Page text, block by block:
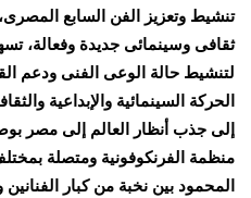
تنشيط وتعزيز الفن السابع
ثقافى وسينمائى جديدة وفعالة،
لتنشيط حالة الوعى الفنى ودعم
الحركة السينمائية والإبداعية
إلى جذب أنظار العالم إلى مصر
منظمة الفرنكوفونية ومتصلة
المحمود بين نخبة من كبار